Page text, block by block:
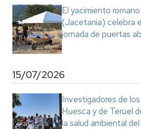
El yacimiento
(Jacetania) celebra
jornada de puertas
15/07/2026
Investigadores de
Huesca y de Teruel
la salud ambiental